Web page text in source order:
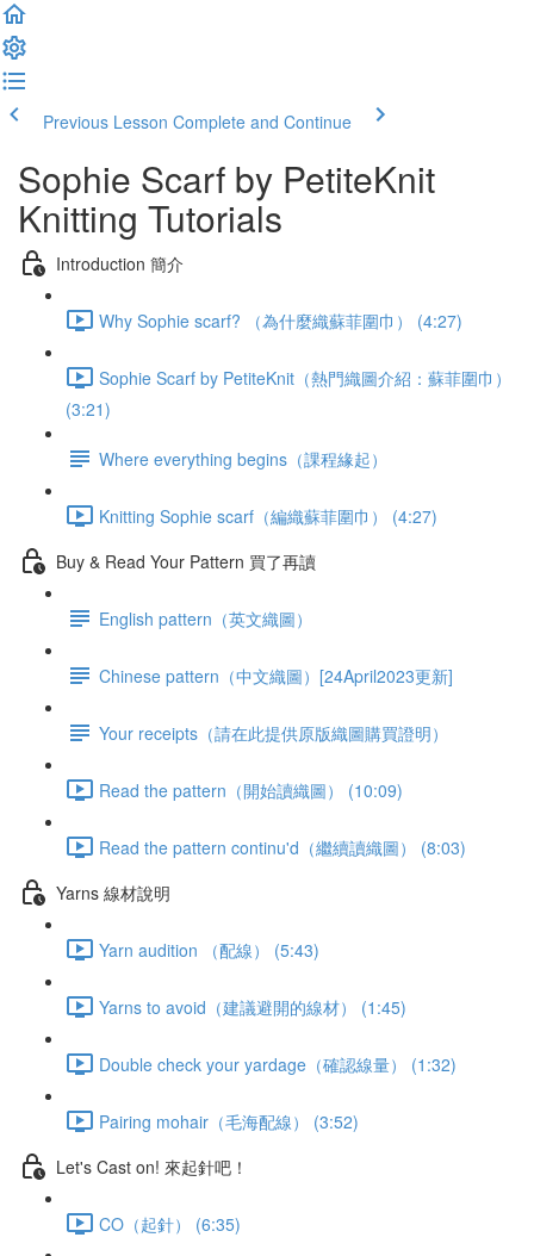
Previous Lesson Complete and Continue
Sophie Scarf by PetiteKnit
Knitting Tutorials
Introduction 簡介
Why Sophie scarf? （為什麼織蘇菲圍巾） (4:27)
Sophie Scarf by PetiteKnit（熱門織圖介紹：蘇菲圍巾）
(3:21)
Where everything begins（課程緣起）
Knitting Sophie scarf（編織蘇菲圍巾） (4:27)
Buy & Read Your Pattern 買了再讀
English pattern（英文織圖）
Chinese pattern（中文織圖）[24April2023更新]
Your receipts（請在此提供原版織圖購買證明）
Read the pattern（開始讀織圖） (10:09)
Read the pattern continu'd（繼續讀織圖） (8:03)
Yarns 線材說明
Yarn audition （配線） (5:43)
Yarns to avoid（建議避開的線材） (1:45)
Double check your yardage（確認線量） (1:32)
Pairing mohair（毛海配線） (3:52)
Let's Cast on! 來起針吧！
CO（起針） (6:35)